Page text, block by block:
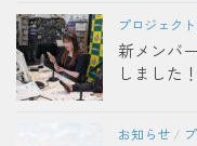
プロジェク
新メンバ
しました
お知らせ /